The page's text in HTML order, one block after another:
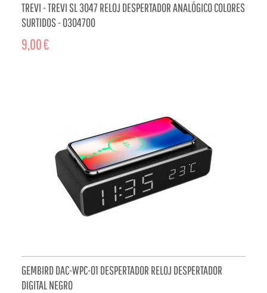
TREVI - TREVI SL 3047 RELOJ DESPERTADOR ANALÓGICO COLORES
SURTIDOS - 0304700
9,00 €
GEMBIRD DAC-WPC-01 DESPERTADOR RELOJ DESPERTADOR
DIGITAL NEGRO